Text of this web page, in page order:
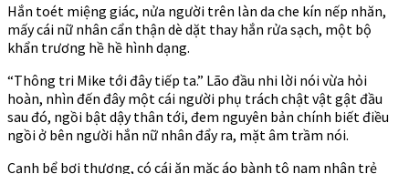
Hắn toét miệng giác, nửa người trên làn da che kín nếp nhăn,
mấy cái nữ nhân cẩn thận dè dặt thay hắn rửa sạch, một bộ
khẩn trương hề hề hình dạng.
“Thông tri Mike tới đây tiếp ta.” Lão đầu nhi lời nói vừa hỏi
hoàn, nhìn đến đây một cái người phụ trách chật vật gật đầu
sau đó, ngồi bật dậy thân tới, đem nguyên bản chính biết điều
ngồi ở bên người hắn nữ nhân đẩy ra, mặt âm trầm nói.
Cạnh bể bơi thượng, có cái ăn mặc áo bành tô nam nhân trẻ